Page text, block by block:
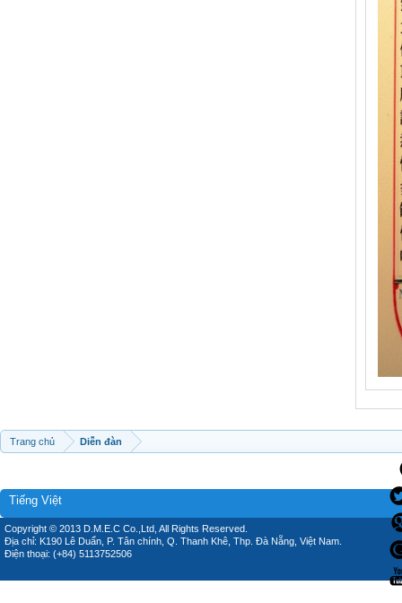
Trang chủ Diễn đàn
Tiếng Việt
Copyright © 2013 D.M.E.C Co.,Ltd, All Rights Reserved.
Địa chỉ: K190 Lê Duẩn, P. Tân chính, Q. Thanh Khê, Thp. Đà Nẵng, Việt Nam.
Điện thoại: (+84) 5113752506